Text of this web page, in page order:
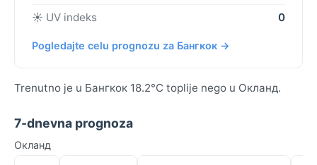
☀️ UV indeks 0
Pogledajte celu prognozu za Бангкок →
Trenutno je u Бангкок 18.2°C toplije nego u Окланд.
7-dnevna prognoza
Окланд